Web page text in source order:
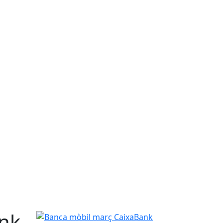
Banca mòbil març CaixaBank